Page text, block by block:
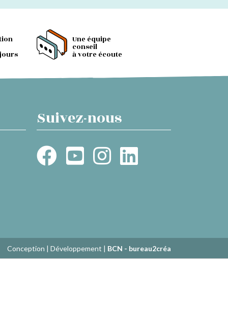
Une équipe
conseil
à votre écoute
Suivez-nous
Conception | Développement | BCN - bureau2créa